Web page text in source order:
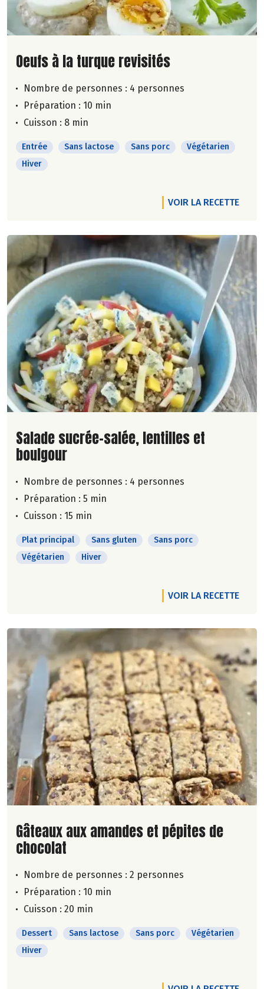
Lire la suite de la recette
Oeufs à la turque revisités
Nombre de personnes : 4 personnes
Préparation : 10 min
Cuisson : 8 min
Entrée Sans lactose Sans porc
Végétarien
Hiver
VOIR LA RECETTE
Lire la suite de la recette
Salade sucrée-salée, lentilles et
boulgour
Nombre de personnes : 4 personnes
Préparation : 5 min
Cuisson : 15 min
Plat principal Sans gluten
Sans porc
Végétarien
Hiver
VOIR LA RECETTE
Lire la suite de la recette
Gâteaux aux amandes et pépites de
chocolat
Nombre de personnes : 2 personnes
Préparation : 10 min
Cuisson : 20 min
Dessert Sans lactose Sans porc
Végétarien
Hiver